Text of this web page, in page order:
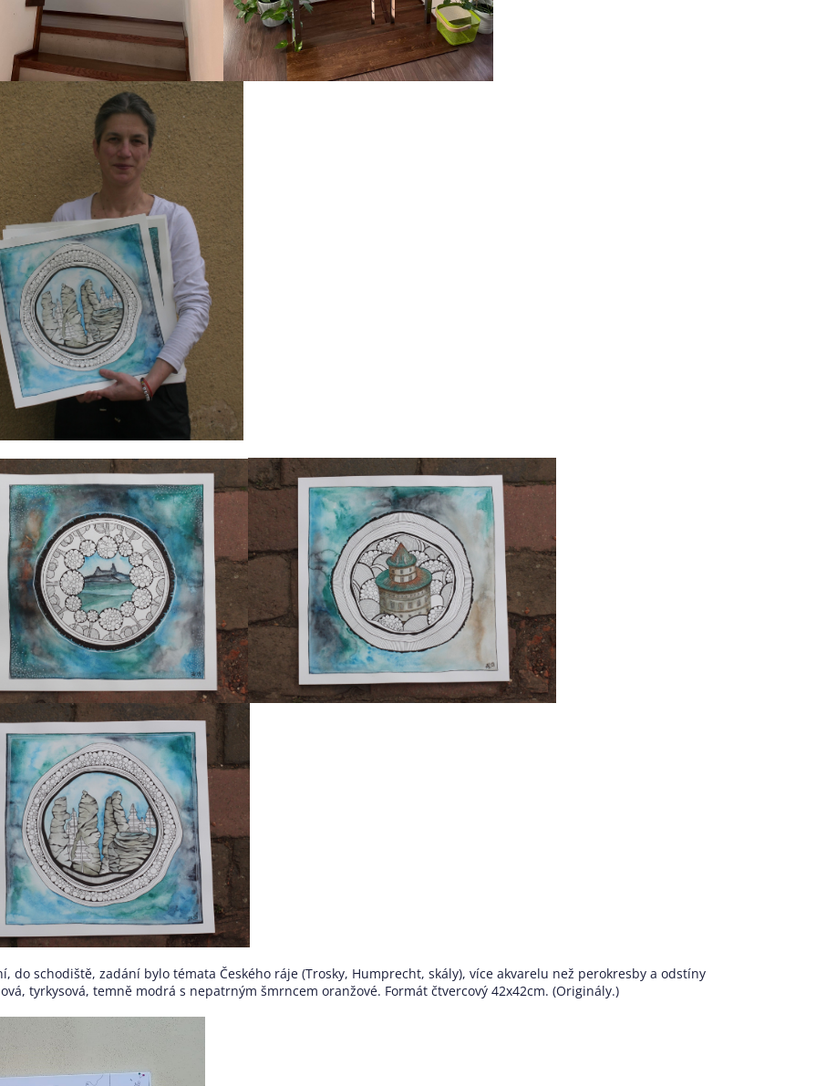
do schodiště, zadání bylo témata Českého ráje (Trosky, Humprecht, skály), více akvarelu než perokresby a odstíny
tyrkysová, temně modrá s nepatrným šmrncem oranžové. Formát čtvercový 42x42cm. (Originály.)